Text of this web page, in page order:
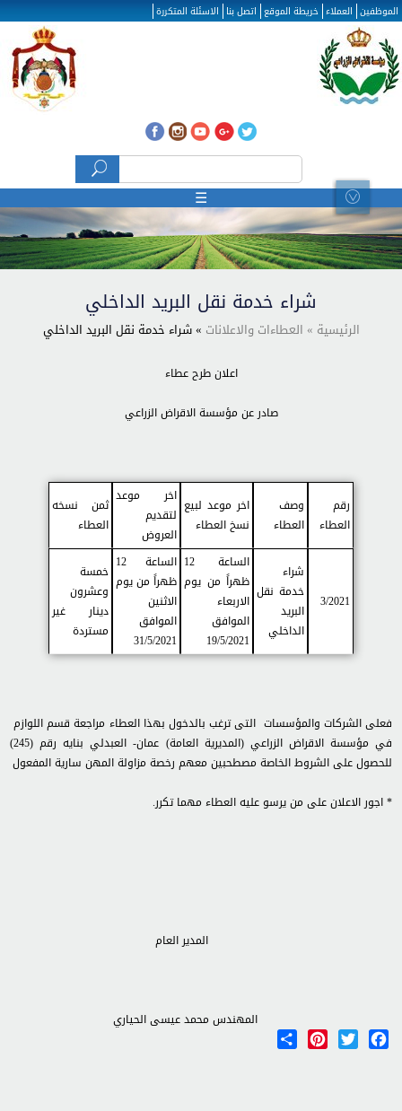
تجاوز إلى المحتوى الرئيسي
الموظفين العملاء خريطة الموقع اتصل بنا الاسئلة المتكررة
☰
شراء خدمة نقل البريد الداخلي
الرئيسية » العطاءات والاعلانات » شراء خدمة نقل البريد الداخلي
اعلان طرح عطاء
صادر عن مؤسسة الاقراض الزراعي
رقم
العطاء
وصف
العطاء
اخر موعد لبيع
نسخ العطاء
اخر موعد
لتقديم
العروض
ثمن نسخه
العطاء
3/2021
شراء
خدمة نقل
البريد
الداخلي
الساعة 12
ظهراً من يوم
الاربعاء
الموافق
19/5/2021
الساعة 12
ظهراً من يوم
الاثنين
الموافق
31/5/2021
خمسة
وعشرون
دينار غير
مستردة
فعلى الشركات والمؤسسات التى ترغب بالدخول بهذا العطاء مراجعة قسم اللوازم
في مؤسسة الاقراض الزراعي (المديرية العامة) عمان- العبدلي بنايه رقم (245)
للحصول على الشروط الخاصة مصطحبين معهم رخصة مزاولة المهن سارية المفعول
* اجور الاعلان على من يرسو عليه العطاء مهما تكرر.
المدير العام
المهندس محمد عيسى الحياري
Facebook
Twitter
Pinterest